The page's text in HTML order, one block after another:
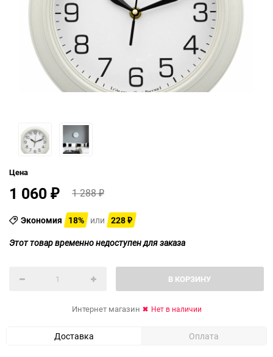
Цена
1 060 ₽ 1 288₽
Экономия 18% или 228 ₽
Этот товар временно недоступен для заказа
В КОРЗИНУ
Интернет магазин Нет в наличии
Доставка Оплата